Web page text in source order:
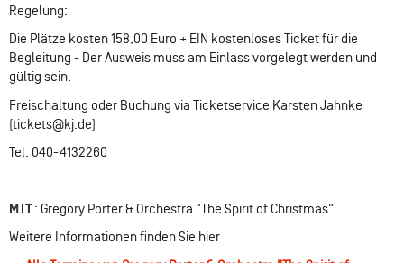
Regelung:
Die Plätze kosten 158,00 Euro + EIN kostenloses Ticket für die
Begleitung - Der Ausweis muss am Einlass vorgelegt werden und
gültig sein.
Freischaltung oder Buchung via Ticketservice Karsten Jahnke
(tickets@kj.de)
Tel: 040-4132260
MIT: Gregory Porter & Orchestra "The Spirit of Christmas"
Weitere Informationen finden Sie hier